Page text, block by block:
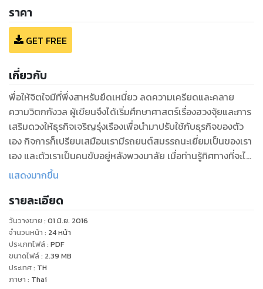
ราคา
GET FREE
เกี่ยวกับ
พื่อให้จิตใจมีที่พึ่งสาหรับยึดเหนี่ยว ลดความเครียดและคลาย
ความวิตกกังวล ผู้เขียนจึงได้เริ่มศึกษาศาสตร์เรื่องฮวงจุ้ยและการ
เสริมดวงให้ธุรกิจเจริญรุ่งเรืองเพื่อนำมาปรับใช้กับธุรกิจของตัว
เอง กิจการก็เปรียบเสมือนเรามีรถยนต์สมรรถนะเยี่ยมเป็นของเรา
เอง และตัวเราเป็นคนขับอยู่หลังพวงมาลัย เมื่อท่านรู้ทิศทางที่จะไป
ถึงให้ถึงที่หมาย ความสาเร็จที่หวังไว้ก็คงไม่ไกลเกินเอื้อมเหมือนมี
แสดงมากขึ้น
รายละเอียด
วันวางขาย : 01 มิ.ย. 2016
จำนวนหน้า : 24หน้า
ประเภทไฟล์: PDF
ขนาดไฟล์: 2.39 MB
ประเทศ: TH
ภาษา : Thai